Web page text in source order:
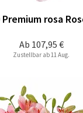
Ab 107,95 €
Premium rosa
Zustellbar ab 11 Aug.